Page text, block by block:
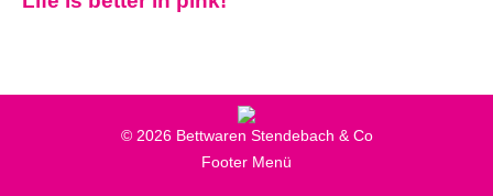
© 2026 Bettwaren Stendebach & Co
Footer Menü